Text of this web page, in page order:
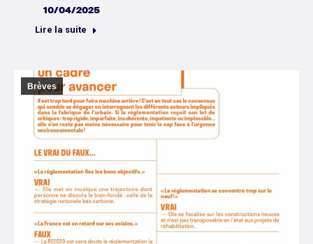
10/04/2025
Lire la suite
Brèves